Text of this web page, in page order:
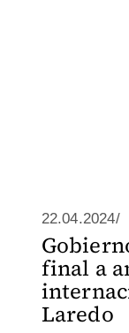
22.04.2024/
final a
Laredo